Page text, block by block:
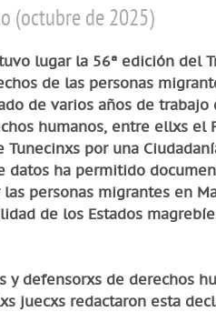
(octubre de 2025)
lugar la 56ª edición del
de las personas
de varios años de trabajo
humanos, entre ellxs el
Tunecinxs por una
datos ha permitido
personas migrantes en
de los Estados
y defensorxs de derechos
juecxs redactaron esta